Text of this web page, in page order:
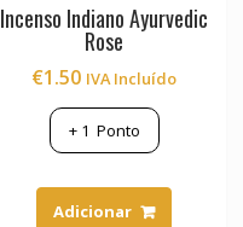
Incenso Indiano Ayurvedic
Rose
€1.50 IVA Incluído
+ 1 Ponto
Adicionar